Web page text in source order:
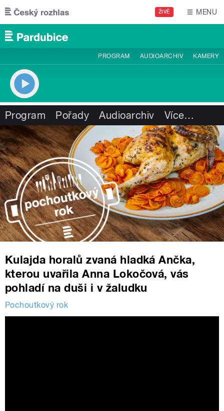
Přejít k hlavnímu obsahu
ŽIVĚ MENU
PROGRAM AUDIOARCHIV KAMERY
Program Pořady Audioarchiv Více…
Kulajda horalů zvaná hladká Ančka,
kterou uvařila Anna Lokočová, vás
pohladí na duši i v žaludku
Pochoutkový rok